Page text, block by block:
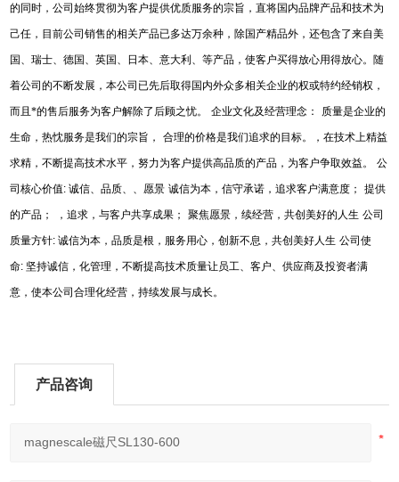
的同时，公司始终贯彻为客户提供优质服务的宗旨，直将国内品牌产品和技术为
己任，目前公司销售的相关产品已多达万余种，除国产精品外，还包含了来自美
国、瑞士、德国、英国、日本、意大利、等产品，使客户买得放心用得放心。随
着公司的不断发展，本公司已先后取得国内外众多相关企业的权或特约经销权，
而且*的售后服务为客户解除了后顾之忧。 企业文化及经营理念： 质量是企业的
生命，热忱服务是我们的宗旨， 合理的价格是我们追求的目标。，在技术上精益
求精，不断提高技术水平，努力为客户提供高品质的产品，为客户争取效益。 公
司核心价值:诚信、品质、、愿景 诚信为本，信守承诺，追求客户满意度； 提供
的产品； ，追求，与客户共享成果； 聚焦愿景，续经营，共创美好的人生 公司
质量方针:诚信为本，品质是根，服务用心，创新不息，共创美好人生 公司使
命: 坚持诚信，化管理，不断提高技术质量让员工、客户、供应商及投资者满
意，使本公司合理化经营，持续发展与成长。
产品咨询